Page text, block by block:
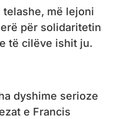
më lejoni
për solidaritetin
të cilëve ishit ju.
dyshime serioze
e Francis